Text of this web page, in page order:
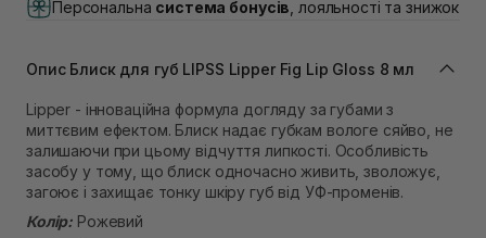
В наявності
В наявності
Самовивіз м. Рівне, вул. 16-го Липня, 15
В наявності
Самовивіз м. Рівне, вул. Кулика і Гудачека 23 (ТЦ
Екватор)
В наявності
Персональна система бонусів , лояльності та знижок
Опис Блиск для губ LIPSS Lipper Fig Lip Gloss 8 мл
Lipper - інноваційна формула догляду за губами з
миттєвим ефектом. Блиск надає губкам вологе сяйво, не
залишаючи при цьому відчуття липкості. Особливість
засобу у тому, що блиск одночасно живить, зволожує,
загоює і захищає тонку шкіру губ від УФ-променів.
Колір: Рожевий